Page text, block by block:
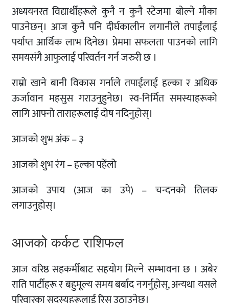
अध्ययनरत विद्यार्थीहरूले कुनै न कुनै स्टेजमा बोल्ने मौका
पाउनेछन्। आज कुनै पनि दीर्घकालीन लगानीले तपाईंलाई
पर्याप्त आर्थिक लाभ दिनेछ। प्रेममा सफलता पाउनको लागि
समयसंगै आफुलाई परिवर्तन गर्न जरुरी छ ।
राम्रो खाने बानी विकास गर्नाले तपाईलाई हल्का र अधिक
ऊर्जावान महसुस गराउनुहुनेछ। स्व-निर्मित समस्याहरूको
लागि आफ्नो ताराहरूलाई दोष नदिनुहोस्।
आजको शुभ अंक – ३
आजको शुभ रंग – हल्का पहेंलो
आजको उपाय (आज का उपे) – चन्दनको तिलक
लगाउनुहोस्।
आजको कर्कट राशिफल
आज वरिष्ठ सहकर्मीबाट सहयोग मिल्ने सम्भावना छ । अबेर
राति पार्टीहरू र बहुमूल्य समय बर्बाद नगर्नुहोस्, अन्यथा यसले